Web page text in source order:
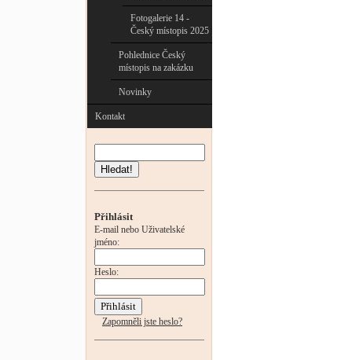
Fotogalerie 14 -
Český místopis 2025
Pohlednice Český
místopis na zakázku
Novinky
Kontakt
Hledat!
Přihlásit
E-mail nebo Uživatelské
jméno:
Heslo:
Zapomněli jste heslo?